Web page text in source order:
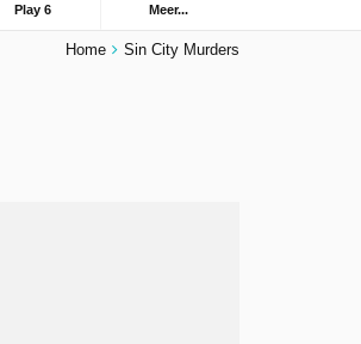
Play 6 Meer...
Home Sin City Murders